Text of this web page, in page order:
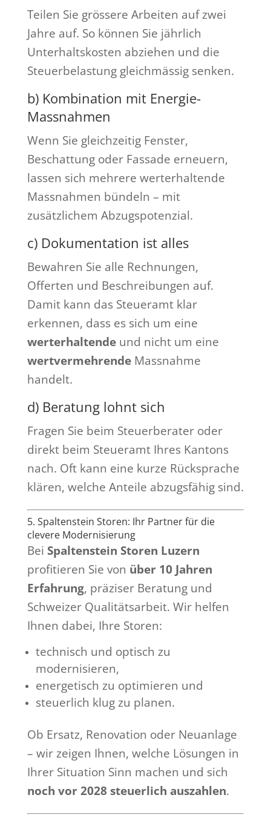
Teilen Sie grössere Arbeiten auf zwei
Jahre auf. So können Sie jährlich
Unterhaltskosten abziehen und die
Steuerbelastung gleichmässig senken.
b) Kombination mit Energie-
Massnahmen
Wenn Sie gleichzeitig Fenster,
Beschattung oder Fassade erneuern,
lassen sich mehrere werterhaltende
Massnahmen bündeln – mit
zusätzlichem Abzugspotenzial.
c) Dokumentation ist alles
Bewahren Sie alle Rechnungen,
Offerten und Beschreibungen auf.
Damit kann das Steueramt klar
erkennen, dass es sich um eine
werterhaltendeund nicht um eine
wertvermehrendeMassnahme
handelt.
d) Beratung lohnt sich
Fragen Sie beim Steuerberater oder
direkt beim Steueramt Ihres Kantons
nach. Oft kann eine kurze Rücksprache
klären, welche Anteile abzugsfähig sind.
5. Spaltenstein Storen: Ihr Partner für die
clevere Modernisierung
Bei Spaltenstein Storen Luzern
profitieren Sie von über 10 Jahren
Erfahrung, präziser Beratung und
Schweizer Qualitätsarbeit. Wir helfen
Ihnen dabei, Ihre Storen:
technisch und optisch zu
modernisieren,
energetisch zu optimieren und
steuerlich klug zu planen.
Ob Ersatz, Renovation oder Neuanlage
– wir zeigen Ihnen, welche Lösungen in
Ihrer Situation Sinn machen und sich
noch vor 2028 steuerlich auszahlen.